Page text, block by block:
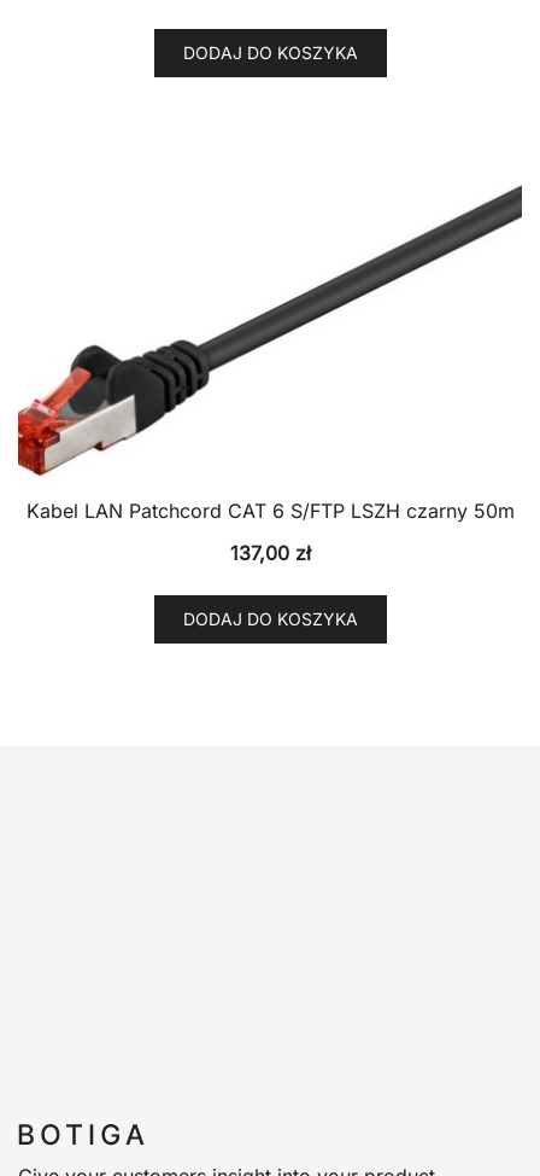
DODAJ DO KOSZYKA
Kabel LAN Patchcord CAT 6 S/FTP LSZH czarny 50m
137,00 zł
DODAJ DO KOSZYKA